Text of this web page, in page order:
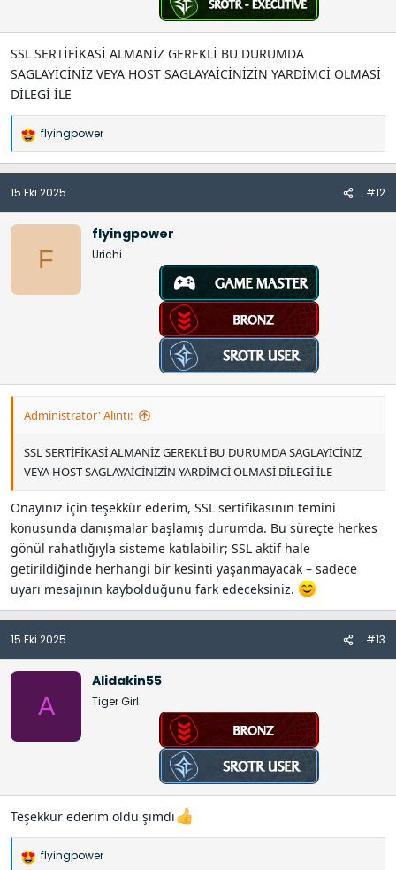
SSL SERTİFİKASİ ALMANİZ GEREKLİ BU DURUMDA
SAGLAYİCİNİZ VEYA HOST SAGLAYAİCİNİZİN YARDİMCİ OLMASİ
DİLEGİ İLE
İ
a
d
e
flyingpower
15 Eki 2025 #12
F
flyingpower
Urichi
Administrator' Alıntı:
SSL SERTİFİKASİ ALMANİZ GEREKLİ BU DURUMDA SAGLAYİCİNİZ
VEYA HOST SAGLAYAİCİNİZİN YARDİMCİ OLMASİ DİLEGİ İLE
Onayınız için teşekkür ederim, SSL sertifikasının temini
konusunda danışmalar başlamış durumda. Bu süreçte herkes
gönül rahatlığıyla sisteme katılabilir; SSL aktif hale
getirildiğinde herhangi bir kesinti yaşanmayacak – sadece
uyarı mesajının kaybolduğunu fark edeceksiniz.
15 Eki 2025 #13
A
Alidakin55
Tiger Girl
Teşekkür ederim oldu şimdi
İ
flyingpower